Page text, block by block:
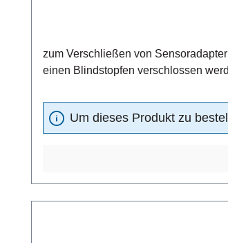
zum Verschließen von Sensoradapter TP /
einen
Um dieses Produkt zu